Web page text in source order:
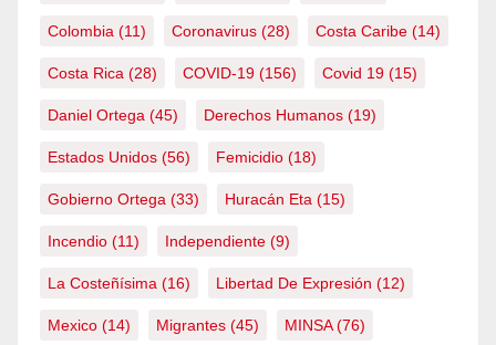
Colombia (11) Coronavirus (28) Costa Caribe (14)
Costa Rica (28) COVID-19 (156) Covid 19 (15)
Daniel Ortega (45) Derechos Humanos (19)
Estados Unidos (56) Femicidio (18)
Gobierno Ortega (33) Huracán Eta (15)
Incendio (11) Independiente (9)
La Costeñísima (16) Libertad De Expresión (12)
Mexico (14) Migrantes (45) MINSA(76)